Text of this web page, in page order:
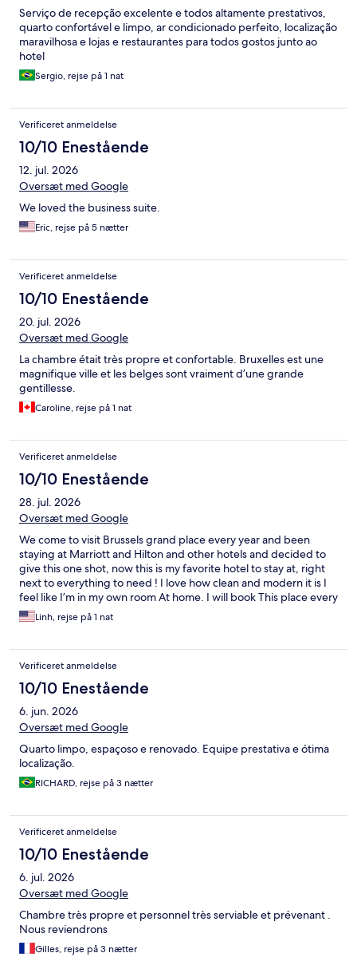
Serviço de recepção excelente e todos altamente prestativos,
quarto confortável e limpo, ar condicionado perfeito, localização
maravilhosa e lojas e restaurantes para todos gostos junto ao
hotel
Sergio, rejse på 1 nat
Verificeret anmeldelse
10/10 Enestående
12. jul. 2026
Oversæt med Google
We loved the business suite.
Eric, rejse på 5 nætter
Verificeret anmeldelse
10/10 Enestående
20. jul. 2026
Oversæt med Google
La chambre était très propre et confortable. Bruxelles est une
magnifique ville et les belges sont vraiment d’une grande
gentillesse.
Caroline, rejse på 1 nat
Verificeret anmeldelse
10/10 Enestående
28. jul. 2026
Oversæt med Google
We come to visit Brussels grand place every year and been
staying at Marriott and Hilton and other hotels and decided to
give this one shot, now this is my favorite hotel to stay at, right
next to everything to need ! I love how clean and modern it is I
feel like I’m in my own room At home. I will book This place every
time! Staff is super nice and attentive!
Linh, rejse på 1 nat
Verificeret anmeldelse
10/10 Enestående
6. jun. 2026
Oversæt med Google
Quarto limpo, espaçoso e renovado. Equipe prestativa e ótima
localização.
RICHARD, rejse på 3 nætter
Verificeret anmeldelse
10/10 Enestående
6. jul. 2026
Oversæt med Google
Chambre très propre et personnel très serviable et prévenant .
Nous reviendrons
Gilles, rejse på 3 nætter